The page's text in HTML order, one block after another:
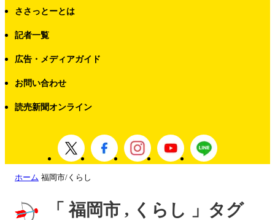
ささっとーとは
記者一覧
広告・メディアガイド
お問い合わせ
読売新聞オンライン
ホーム 福岡市/くらし
「 福岡市 , くらし 」タグ